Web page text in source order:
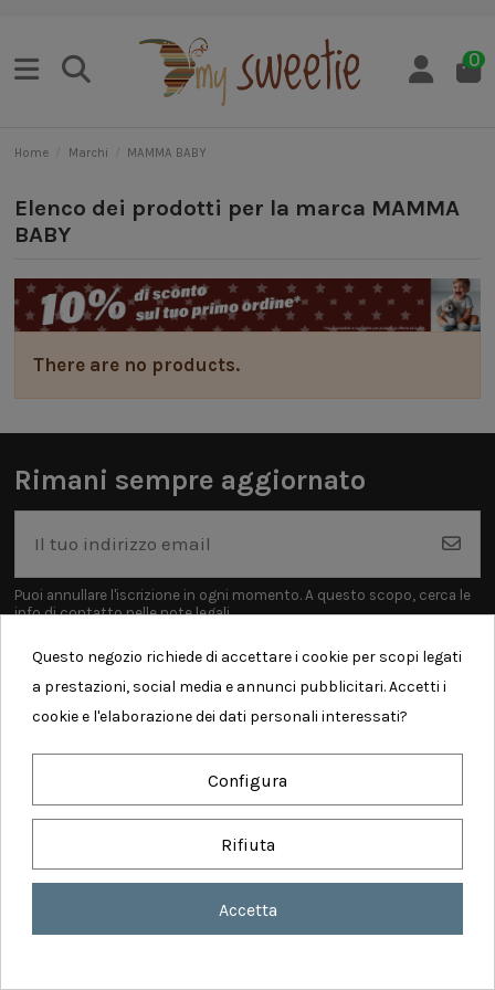
0
Home Marchi MAMMA BABY
Elenco dei prodotti per la marca MAMMA
BABY
There are no products.
Rimani sempre aggiornato
Puoi annullare l'iscrizione in ogni momento. A questo scopo, cerca le
info di contatto nelle note legali.
Contatti
Questo negozio richiede di accettare i cookie per scopi legati
a prestazioni, social media e annunci pubblicitari. Accetti i
cookie e l'elaborazione dei dati personali interessati?
Configura
Rifiuta
Accetta